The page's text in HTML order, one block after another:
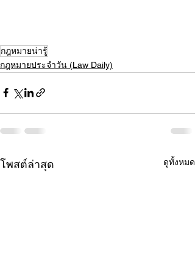
กฎหมายน่ารู้
กฎหมายประจำวัน (Law Daily)
โพสต์ล่าสุด ดูทั้งหมด